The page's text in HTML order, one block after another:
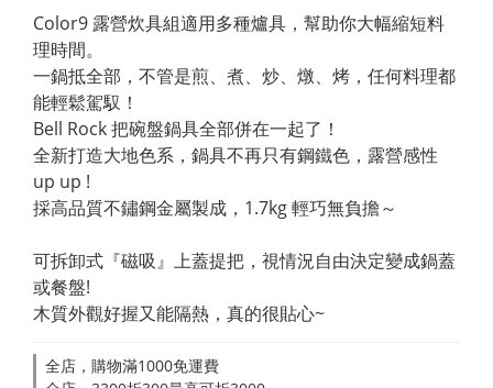
Color9 露營炊具組適用多種爐具，幫助你大幅縮短料
理時間。
一鍋抵全部，不管是煎、煮、炒、燉、烤，任何料理都
能輕鬆駕馭！
Bell Rock 把碗盤鍋具全部併在一起了！
全新打造大地色系，鍋具不再只有鋼鐵色，露營感性
up up !
採高品質不鏽鋼金屬製成，1.7kg 輕巧無負擔～
可拆卸式『磁吸』上蓋提把，視情況自由決定變成鍋蓋
或餐盤!
木質外觀好握又能隔熱，真的很貼心~
全店，購物滿1000免運費